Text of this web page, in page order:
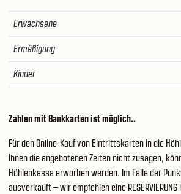
Erwachsene
Ermäßigung
Kinder
Zahlen mit Bankkarten ist möglich..
Für den Online-Kauf von Eintrittskarten in die
Ihnen die angebotenen Zeiten nicht zusagen,
Höhlenkassa erworben werden. Im Falle der
ausverkauft – wir empfehlen eine